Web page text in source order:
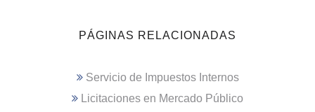
PÁGINAS RELACIONADAS
Servicio de Impuestos Internos
Licitaciones en Mercado Público